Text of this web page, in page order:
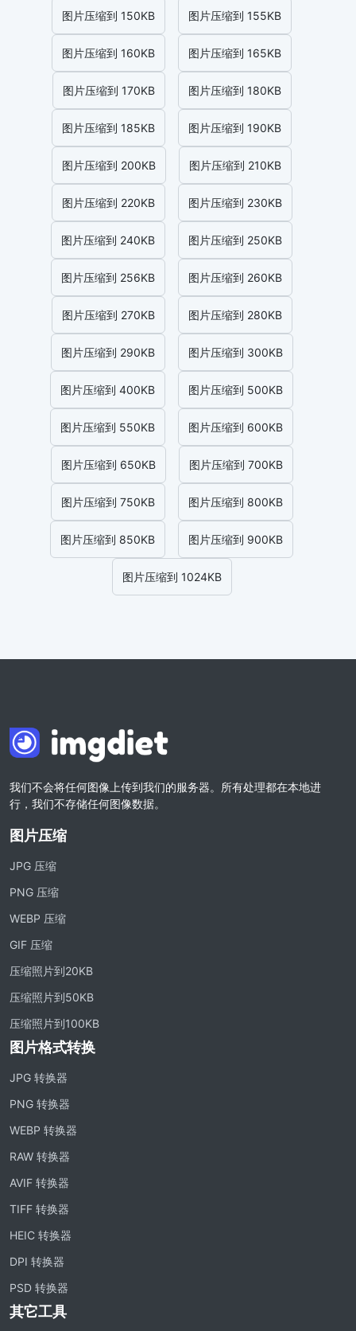
图片压缩到 150KB 图片压缩到 155KB
图片压缩到 160KB 图片压缩到 165KB
图片压缩到 170KB 图片压缩到 180KB
图片压缩到 185KB 图片压缩到 190KB
图片压缩到 200KB 图片压缩到 210KB
图片压缩到 220KB 图片压缩到 230KB
图片压缩到 240KB 图片压缩到 250KB
图片压缩到 256KB 图片压缩到 260KB
图片压缩到 270KB 图片压缩到 280KB
图片压缩到 290KB 图片压缩到 300KB
图片压缩到 400KB 图片压缩到 500KB
图片压缩到 550KB 图片压缩到 600KB
图片压缩到 650KB 图片压缩到 700KB
图片压缩到 750KB 图片压缩到 800KB
图片压缩到 850KB 图片压缩到 900KB
图片压缩到 1024KB
我们不会将任何图像上传到我们的服务器。所有处理都在本地进
行，我们不存储任何图像数据。
图片压缩
JPG 压缩
PNG 压缩
WEBP 压缩
GIF 压缩
压缩照片到20KB
压缩照片到50KB
压缩照片到100KB
图片格式转换
JPG 转换器
PNG 转换器
WEBP 转换器
RAW 转换器
AVIF 转换器
TIFF 转换器
HEIC 转换器
DPI 转换器
PSD 转换器
其它工具